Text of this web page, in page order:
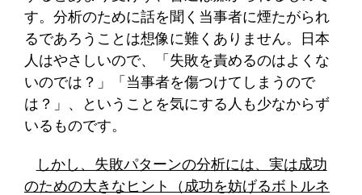
す。分析のために話を聞く当事者に煙たがられ
るであろうことは想像に難くありません。日本
人はやさしいので、「失敗を責めるのはよくな
いのでは？」「当事者を傷つけてしまうので
は？」、ということを気にする人も少なからず
いるものです。
しかし、失敗パターンの分析には、実は成功
のための大きなヒント（成功を妨げるボトルネ